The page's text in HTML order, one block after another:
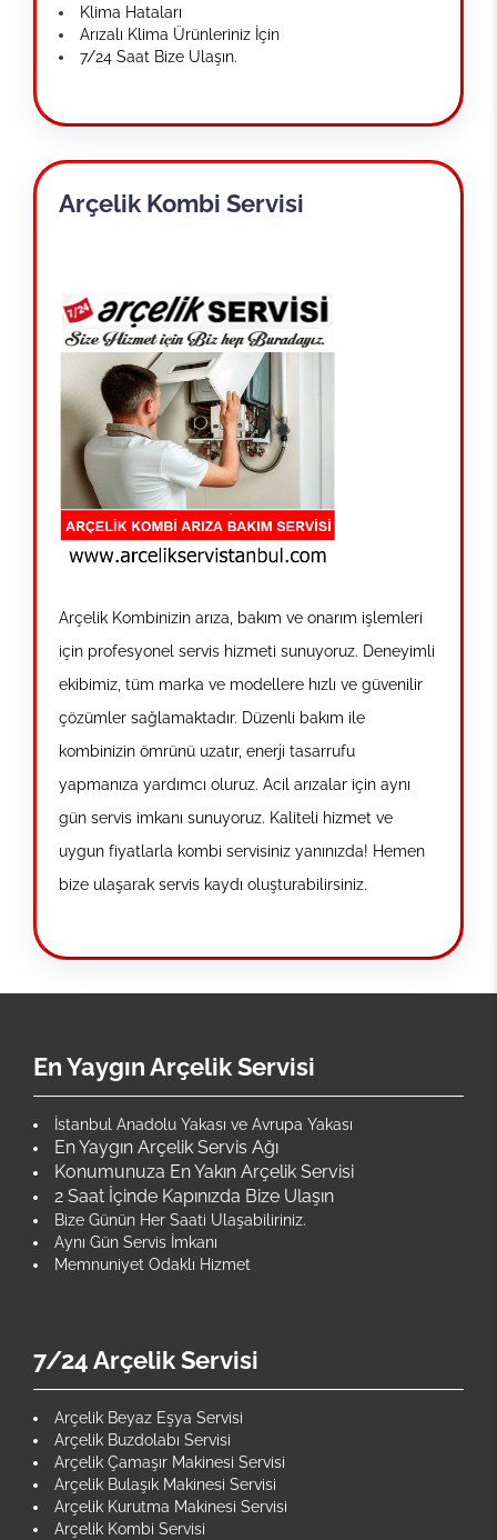
Klima Hataları
Arızalı Klima Ürünleriniz İçin
7/24 Saat Bize Ulaşın.
Arçelik Kombi Servisi
Arçelik Kombinizin arıza, bakım ve onarım işlemleri
için profesyonel servis hizmeti sunuyoruz. Deneyimli
ekibimiz, tüm marka ve modellere hızlı ve güvenilir
çözümler sağlamaktadır. Düzenli bakım ile
kombinizin ömrünü uzatır, enerji tasarrufu
yapmanıza yardımcı oluruz. Acil arızalar için aynı
gün servis imkanı sunuyoruz. Kaliteli hizmet ve
uygun fiyatlarla kombi servisiniz yanınızda! Hemen
bize ulaşarak servis kaydı oluşturabilirsiniz.
En Yaygın Arçelik Servisi
İstanbul Anadolu Yakası ve Avrupa Yakası
En Yaygın Arçelik Servis Ağı
Konumunuza En Yakın Arçelik Servisi
2 Saat İçinde Kapınızda Bize Ulaşın
Bize Günün Her Saati Ulaşabiliriniz.
Aynı Gün Servis İmkanı
Memnuniyet Odaklı Hizmet
7/24 Arçelik Servisi
Arçelik Beyaz Eşya Servisi
Arçelik Buzdolabı Servisi
Arçelik Çamaşır Makinesi Servisi
Arçelik Bulaşık Makinesi Servisi
Arçelik Kurutma Makinesi Servisi
Arçelik Kombi Servisi